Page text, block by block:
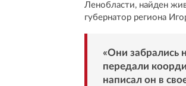
Ленобласти, найден
губернатор региона
«Они забрались
передали
написал он в